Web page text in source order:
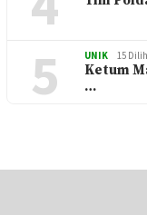
5 UNIK 15
Ketum
…